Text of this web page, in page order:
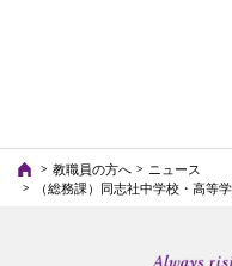
教職員の方へ
ニュース
（総務課）同志社中学校・高